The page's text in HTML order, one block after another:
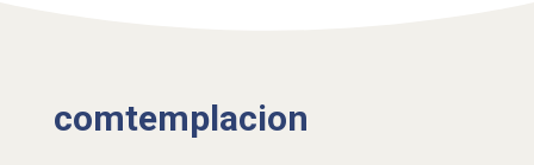
comtemplacion